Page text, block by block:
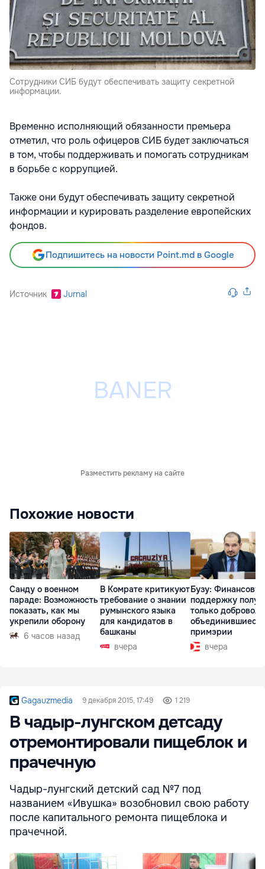
Сотрудники СИБ будут обеспечивать защиту секретной
информации.
Временно исполняющий обязанности премьера
отметил, что роль офицеров СИБ будет заключаться
в том, чтобы поддерживать и помогать сотрудникам
в борьбе с коррупцией.
Также они будут обеспечивать защиту секретной
информации и курировать разделение европейских
фондов.
Подпишитесь на новости Point.md в Google
Источник Jurnal
Разместить рекламу на сайте
Похожие новости
Санду о военном
параде: Возможность
показать, как мы
укрепили оборону
6 часов назад
В Комрате критикуют
требование о знании
румынского языка
для кандидатов в
башканы
вчера
Бузу:
поддержку
только
объединившиеся
примэрии
вчера
Gagauzmedia 9 декабря 2015, 17:49 1 219
В чадыр-лунгском детсаду
отремонтировали пищеблок и
прачечную
Чадыр-лунгский детский сад №7 под
названием «Ивушка» возобновил свою работу
после капитального ремонта пищеблока и
прачечной.